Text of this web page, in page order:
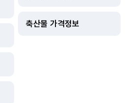
축산물 가격정보